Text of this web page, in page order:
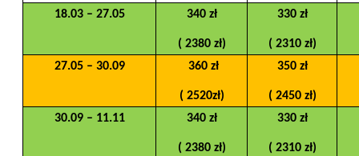
18.03 – 27.05
340 zł
( 2380 zł)
330 zł
( 2310 zł)
27.05 – 30.09
360 zł
( 2520zł)
350 zł
( 2450 zł)
30.09 – 11.11
340 zł
( 2380 zł)
330 zł
( 2310 zł)